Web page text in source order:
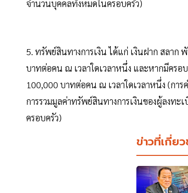
จำนวนบุคคลทั้งหมดในครอบครัว)
5. ทรัพย์สินทางการเงิน ได้แก่ เงินฝาก สลาก
บาทต่อคน ณ เวลาใดเวลาหนึ่ง และหากมีครอ
100,000 บาทต่อคน ณ เวลาใดเวลาหนึ่ง (กา
การรวมมูลค่าทรัพย์สินทางการเงินของผู้ลงท
ครอบครัว)
ข่าวที่เกี่ย